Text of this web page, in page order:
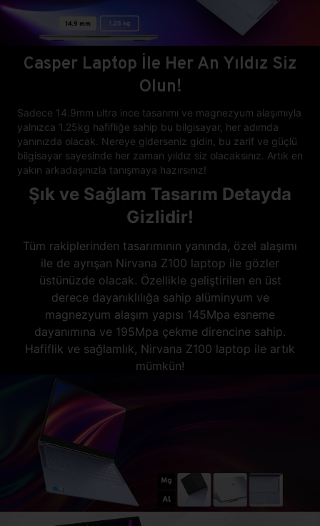
Casper Laptop İle Her An Yıldız Siz
Olun!
Sadece 14.9mm ultra ince tasarımı ve magnezyum alaşımıyla
yalnızca 1.25kg hafifliğe sahip bu bilgisayar, her adımda
yanınızda olacak. Nereye giderseniz gidin, bu zarif ve güçlü
bilgisayar sayesinde her zaman yıldız siz olacaksınız. Artık en
yakın arkadaşınızla tanışmaya hazırsınız!
Şık ve Sağlam Tasarım Detayda
Gizlidir!
Tüm rakiplerinden tasarımının yanında, özel alaşımı
ile de ayrışan Nirvana Z100 laptop ile gözler
üstünüzde olacak. Özellikle geliştirilen en üst
derece dayanıklılığa sahip alüminyum ve
magnezyum alaşım yapısı 145Mpa esneme
dayanımına ve 195Mpa çekme direncine sahip.
Hafiflik ve sağlamlık, Nirvana Z100 laptop ile artık
mümkün!